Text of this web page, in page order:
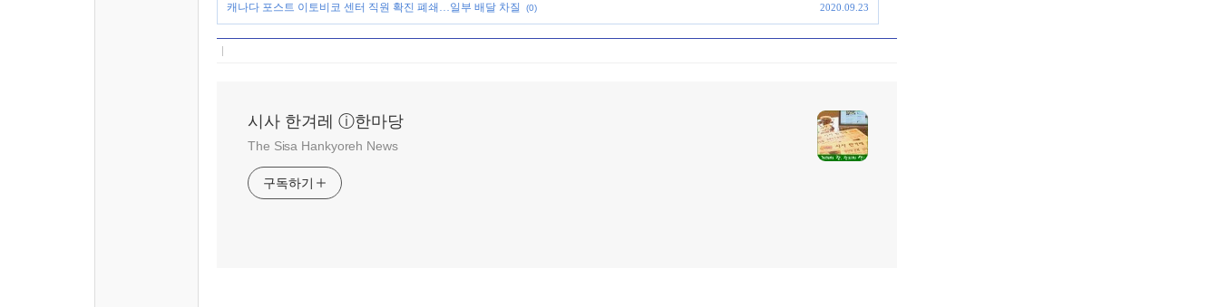
캐나다 포스트 이토비코 센터 직원 확진 폐쇄…일부 배달 차질 (0) 2020.09.23
시사 한겨레 ⓘ한마당
The Sisa Hankyoreh News
구독하기